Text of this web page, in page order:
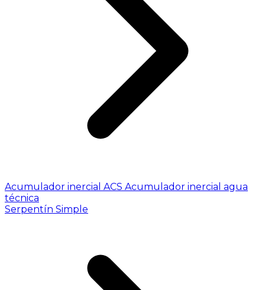
Acumulador inercial ACS Acumulador inercial agua
técnica
Serpentín Simple